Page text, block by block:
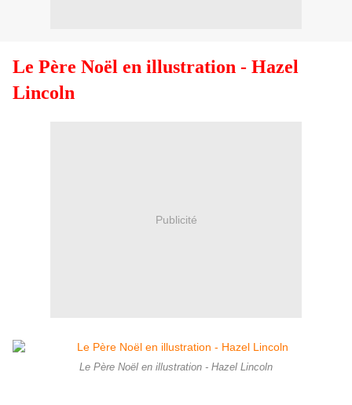
Le Père Noël en illustration - Hazel
Lincoln
Publicité
Le Père Noël en illustration - Hazel Lincoln